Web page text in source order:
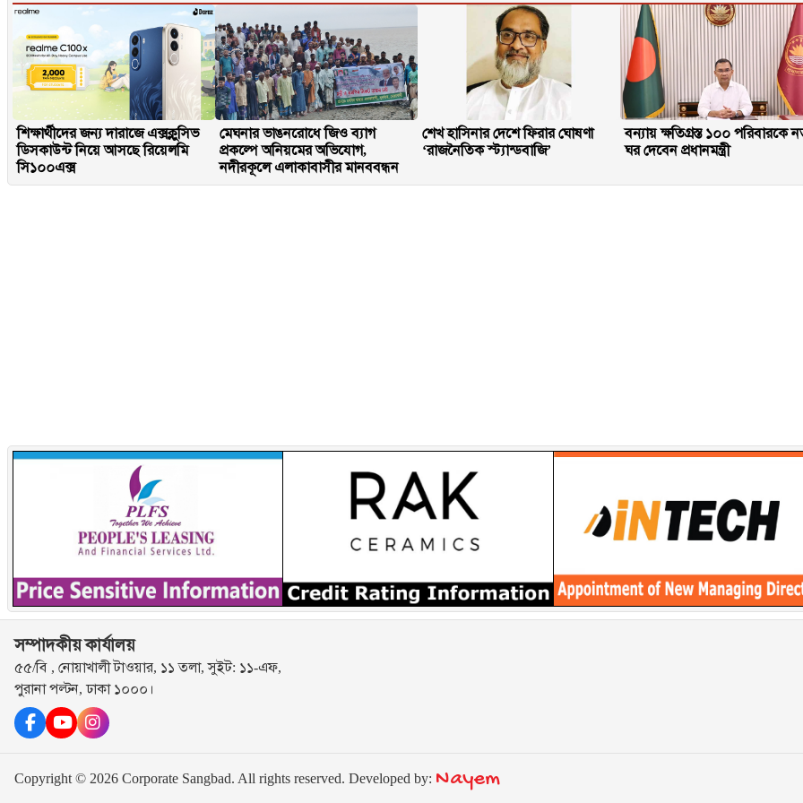
শিক্ষার্থীদের জন্য দারাজে এক্সক্লুসিভ
ডিসকাউন্ট নিয়ে আসছে রিয়েলমি
সি১০০এক্স
মেঘনার ভাঙনরোধে জিও ব্যাগ
প্রকল্পে অনিয়মের অভিযোগ,
নদীরকূলে এলাকাবাসীর মানববন্ধন
শেখ হাসিনার দেশে ফিরার ঘোষণা
‘রাজনৈতিক স্ট্যান্ডবাজি’
বন্যায় ক্ষতিগ্রস্ত ১০০ পরিবারকে
ঘর দেবেন প্রধানমন্ত্রী
সম্পাদকীয় কার্যালয়
৫৫/বি , নোয়াখালী টাওয়ার, ১১ তলা, সুইট: ১১-এফ,
পুরানা পল্টন, ঢাকা ১০০০।
Copyright © 2026 Corporate Sangbad. All rights reserved. Developed by: Nayem